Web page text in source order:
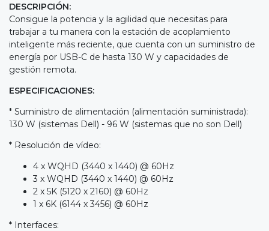
DESCRIPCIÓN:
Consigue la potencia y la agilidad que necesitas para
trabajar a tu manera con la estación de acoplamiento
inteligente más reciente, que cuenta con un suministro de
energía por USB-C de hasta 130 W y capacidades de
gestión remota.
ESPECIFICACIONES:
* Suministro de alimentación (alimentación suministrada):
130 W (sistemas Dell) - 96 W (sistemas que no son Dell)
* Resolución de vídeo:
4 x WQHD (3440 x 1440) @ 60Hz
3 x WQHD (3440 x 1440) @ 60Hz
2 x 5K (5120 x 2160) @ 60Hz
1 x 6K (6144 x 3456) @ 60Hz
* Interfaces: